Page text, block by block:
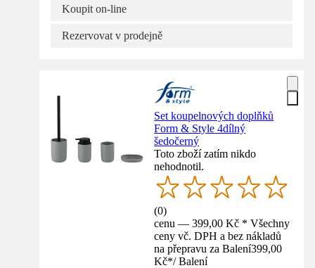
Koupit on-line
Rezervovat v prodejně
Set koupelnových doplňků
Form & Style 4dílný
šedočerný
Toto zboží zatím nikdo
nehodnotil.
(0)
cenu — 399,00 Kč * Všechny
ceny vč. DPH a bez nákladů
na přepravu za Balení399,00
Kč*/ Balení